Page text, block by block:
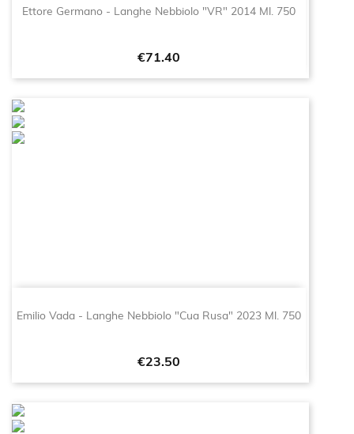
Ettore Germano - Langhe Nebbiolo "VR" 2014 Ml. 750
Price
€71.40
Emilio Vada - Langhe Nebbiolo "Cua Rusa" 2023 Ml. 750
Price
€23.50